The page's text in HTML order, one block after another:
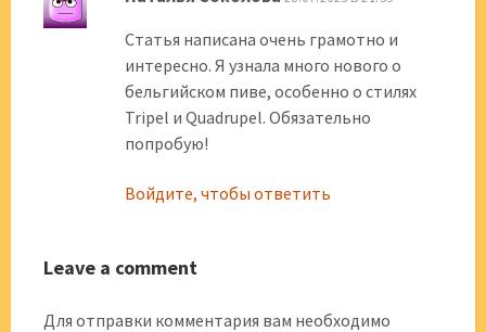
Статья написана очень грамотно и
интересно. Я узнала много нового о
бельгийском пиве, особенно о стилях
Tripel и Quadrupel. Обязательно
попробую!
Войдите, чтобы ответить
Leave a comment
Для отправки комментария вам необходимо